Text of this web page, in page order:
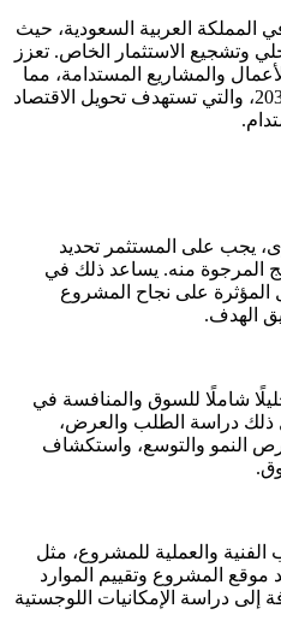
المملكة العربية السعودية، حيث
وتشجيع الاستثمار الخاص. تعزز
والمشاريع المستدامة، مما
يسهم في تحقيق رؤية المملكة 2030، والتي تستهدف تحويل الاقتصاد
يجب على المستثمر تحديد
المرجوة منه. يساعد ذلك في
على نجاح المشروع
الهدف.
شاملًا للسوق والمنافسة في
ذلك دراسة الطلب والعرض،
النمو والتوسع، واستكشاف
الفنية والعملية للمشروع، مثل
موقع المشروع وتقييم الموارد
إلى دراسة الإمكانيات اللوجستية